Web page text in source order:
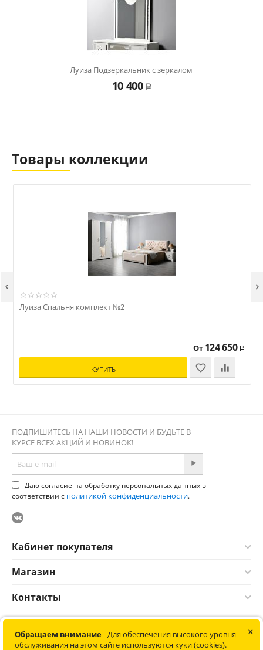
Луиза Подзеркальник с зеркалом
10 400 Р
Товары коллекции
Луиза Спальня комплект №2
От 124 650 Р
КУПИТЬ
 
ПОДПИШИТЕСЬ НА НАШИ НОВОСТИ И БУДЬТЕ В
КУРСЕ ВСЕХ АКЦИЙ И НОВИНОК!
Даю согласие на обработку персональных данных в
соответствии с политикой конфиденциальности.
Кабинет покупателя
Магазин
Контакты
© 2012-2026 Соната. Все права защищены. Информация сайта
защищена законом об авторских правах. Не является
×
Обращаем внимание Для обеспечения высокого уровня
обслуживания на этом сайте используются куки (cookies).